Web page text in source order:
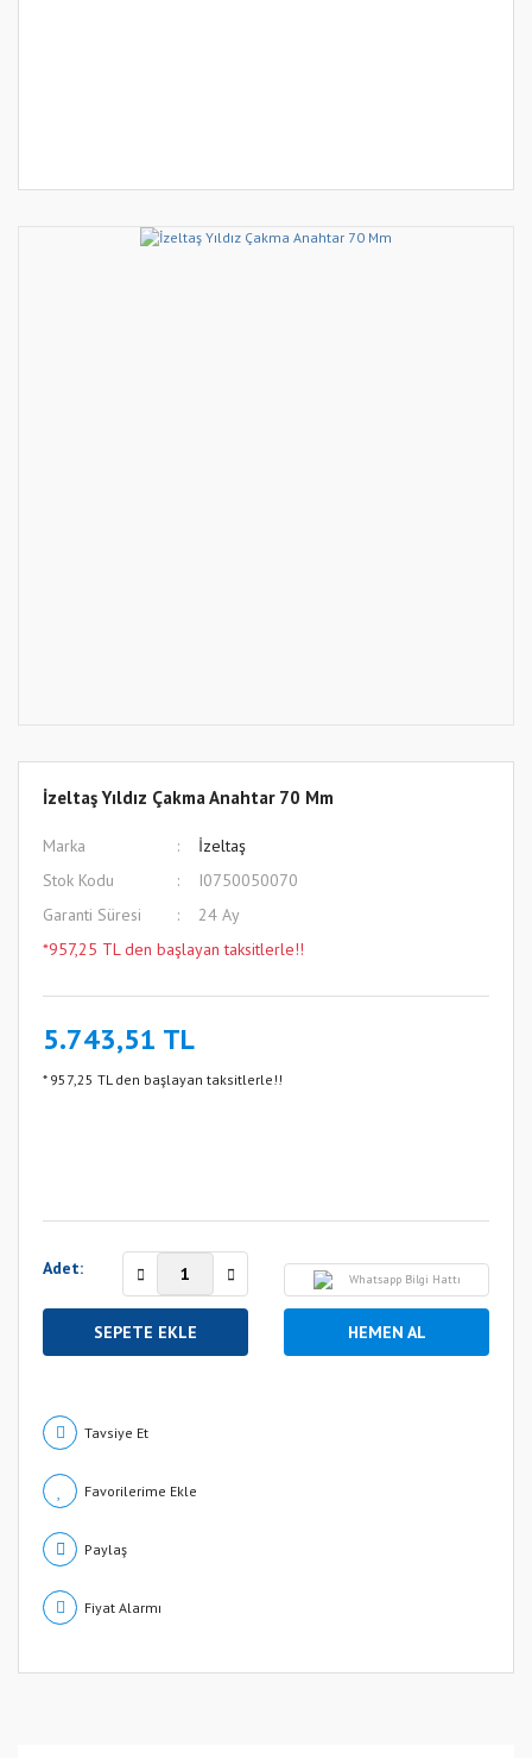
İzeltaş Yıldız Çakma Anahtar 70 Mm
Marka
İzeltaş
Stok Kodu
I0750050070
Garanti Süresi
24 Ay
*957,25 TL den başlayan taksitlerle!!
5.743,51 TL
* 957,25 TL den başlayan taksitlerle!!
Adet:
Whatsapp Bilgi Hattı
SEPETE EKLE HEMEN AL
Tavsiye Et
Paylaş
Fiyat Alarmı